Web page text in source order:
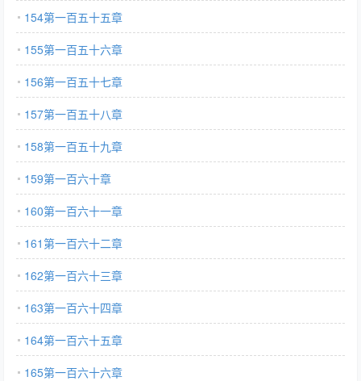
154第一百五十五章
155第一百五十六章
156第一百五十七章
157第一百五十八章
158第一百五十九章
159第一百六十章
160第一百六十一章
161第一百六十二章
162第一百六十三章
163第一百六十四章
164第一百六十五章
165第一百六十六章